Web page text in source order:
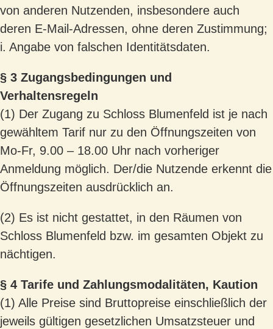
von anderen Nutzenden, insbesondere auch
deren E-Mail-Adressen, ohne deren Zustimmung;
i. Angabe von falschen Identitätsdaten.
§ 3 Zugangsbedingungen und
Verhaltensregeln
(1) Der Zugang zu Schloss Blumenfeld ist je nach
gewähltem Tarif nur zu den Öffnungszeiten von
Mo-Fr, 9.00 – 18.00 Uhr nach vorheriger
Anmeldung möglich. Der/die Nutzende erkennt die
Öffnungszeiten ausdrücklich an.
(2) Es ist nicht gestattet, in den Räumen von
Schloss Blumenfeld bzw. im gesamten Objekt zu
nächtigen.
§ 4 Tarife und Zahlungsmodalitäten, Kaution
(1) Alle Preise sind Bruttopreise einschließlich der
jeweils gültigen gesetzlichen Umsatzsteuer und